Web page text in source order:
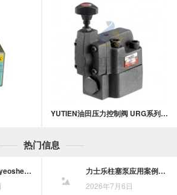
YUTIEN油田压力控制阀 URG系列 抗衡阀
热门信息
更换WINMOSTyeoshe液压油泵：原型号、旋向、轴伸与连接尺寸核对要点 力士乐柱塞泵应用案例解析：从品质稳定到性能适配
2026年7月6日